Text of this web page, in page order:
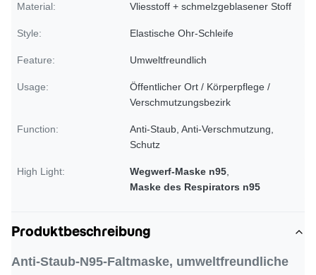
Material: Vliesstoff + schmelzgeblasener Stoff
Style: Elastische Ohr-Schleife
Feature: Umweltfreundlich
Usage:
Öffentlicher Ort / Körperpflege /
Verschmutzungsbezirk
Function:
Anti-Staub, Anti-Verschmutzung,
Schutz
High Light: Wegwerf-Maske n95
Maske des Respirators n95
Produktbeschreibung
Anti-Staub-N95-Faltmaske, umweltfreundliche